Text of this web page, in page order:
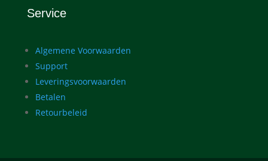
Service
Algemene Voorwaarden
Support
Leveringsvoorwaarden
Betalen
Retourbeleid